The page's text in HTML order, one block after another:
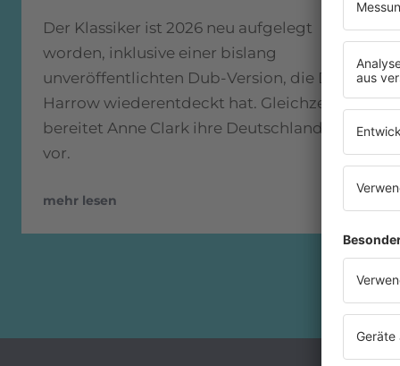
Der Klassiker ist 2026 neu aufgelegt
worden, inklusive einer bislang
unveröffentlichten Dub-Version, die David
Harrow wiederentdeckt hat. Gleichzeitig
bereitet Anne Clark ihre Deutschland-Tour
vor.
mehr lesen